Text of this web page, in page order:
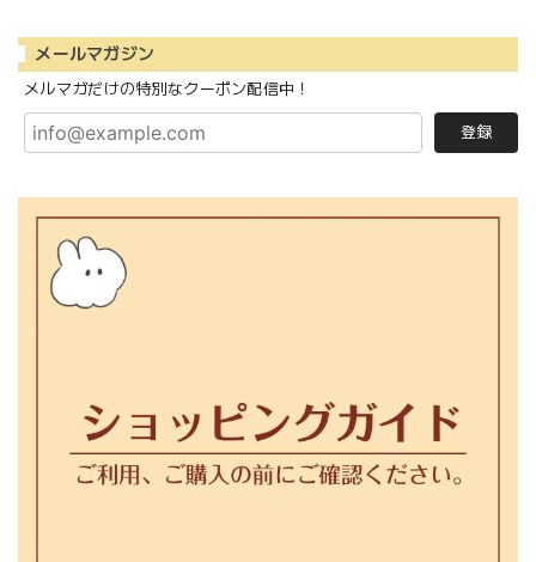
メールマガジン
メルマガだけの特別なクーポン配信中！
登録